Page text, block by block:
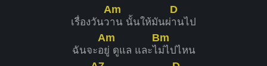
เรื่องวันว
Am
าน นั้นให้มันผ่
D
านไป
ฉันจะอ
Am
ยู่ ดูแล และไ
Bm
ม่ไปไหน